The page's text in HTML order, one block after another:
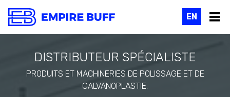
EN
INGÉNIEURS DE MÉTIER, EXPERTS
PAR PASSION
CONCEPTION ET RÉALISATION